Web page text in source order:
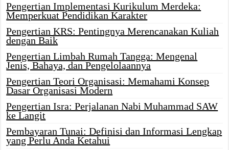
Pengertian Implementasi Kurikulum Merdeka:
Memperkuat Pendidikan Karakter
Pengertian KRS: Pentingnya Merencanakan Kuliah
dengan Baik
Pengertian Limbah Rumah Tangga: Mengenal
Jenis, Bahaya, dan Pengelolaannya
Pengertian Teori Organisasi: Memahami Konsep
Dasar Organisasi Modern
Pengertian Isra: Perjalanan Nabi Muhammad SAW
ke Langit
Pembayaran Tunai: Definisi dan Informasi Lengkap
yang Perlu Anda Ketahui